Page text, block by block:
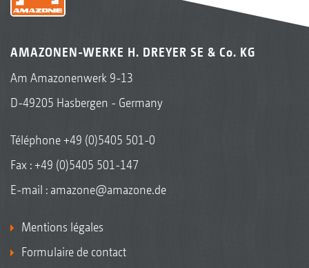
AMAZONEN-WERKE H. DREYER SE & Co. KG
Am Amazonenwerk 9-13
D-49205 Hasbergen - Germany
Téléphone+49 (0)5405 501-0
Fax : +49 (0)5405 501-147
E-mail : amazone@amazone.de
Mentions légales
Formulaire de contact